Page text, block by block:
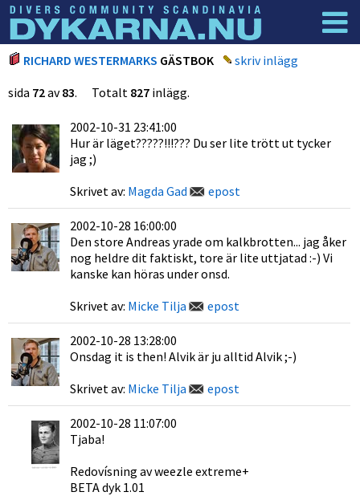
Dyknyheter Logga in
RICHARD WESTERMARKS GÄSTBOK
skriv inlägg
sida 72av83. Totalt 827 inlägg.
2002-10-31 23:41:00
Hur är läget?????!!!??? Du ser lite trött ut tycker
jag ;)
Skrivet av: Magda Gad epost
2002-10-28 16:00:00
Den store Andreas yrade om kalkbrotten... jag åker
nog heldre dit faktiskt, tore är lite uttjatad :-) Vi
kanske kan höras under onsd.
Skrivet av: Micke Tilja epost
2002-10-28 13:28:00
Onsdag it is then! Alvik är ju alltid Alvik ;-)
Skrivet av: Micke Tilja epost
2002-10-28 11:07:00
Tjaba!
Redovísning av weezle extreme+
BETA dyk 1.01